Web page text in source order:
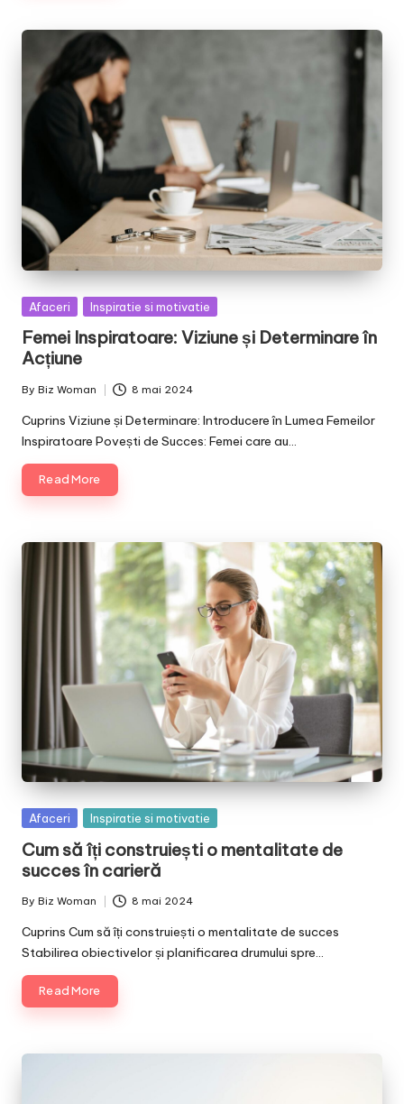
Posted
Afaceri Inspiratie si motivatie
Femei Inspiratoare: Viziune și Determinare în
Acțiune
Posted
by
By Biz Woman 8 mai 2024
Cuprins Viziune și Determinare: Introducere în Lumea Femeilor
Inspiratoare Povești de Succes: Femei care au…
Read More
Posted
Afaceri Inspiratie si motivatie
Cum să îți construiești o mentalitate de
succes în carieră
Posted
by
By Biz Woman 8 mai 2024
Cuprins Cum să îți construiești o mentalitate de succes
Stabilirea obiectivelor și planificarea drumului spre…
Read More